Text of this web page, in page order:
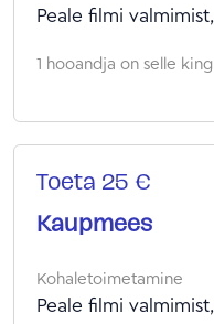
Peale filmi
1 hooandja on selle
Toeta 25 €
Kaupmees
Kohaletoimetamine
Peale filmi